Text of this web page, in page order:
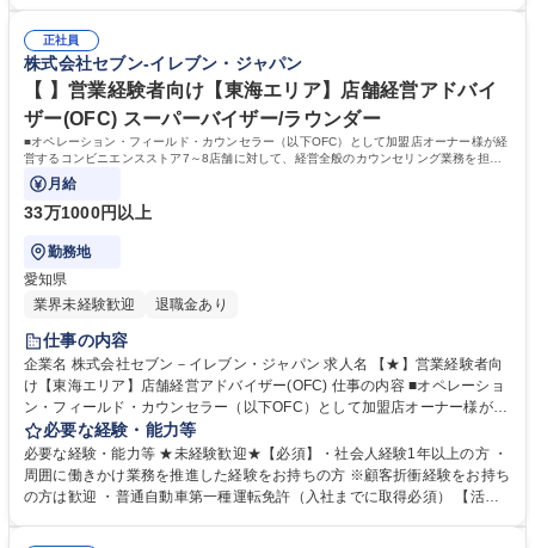
オーナー様の方針もふまえた個店カウンセリングへと繋げていきます。 募
集職種 【★】【佐賀】店舗経営アドバイザー（OFC）/経営全般のカウン
セリング
フプランの変更に合わせた働き方が可能な制度があります。 ・ＯＦＣ職限
定、エリアを限定して働く制度 ※エリア内転勤は有り ・育児や介護等に
て、転勤無しになる制度 ・育児や介護等にて、短時間で働く制度 学歴・
資格 学歴：大学院 大学 高専 短大 専修学校 高校 語学力： 資格：第一種運
転免許普通自動車
正社員
株式会社セブン-イレブン・ジャパン
【 】営業経験者向け【東海エリア】店舗経営アドバイ
ザー(OFC) スーパーバイザー/ラウンダー
■オペレーション・フィールド・カウンセラー（以下OFC）として加盟店オーナー様が経
営するコンビニエンスストア7～8店舗に対して、経営全般のカウンセリング業務を担当
いただきます。
月給
33万1000円以上
勤務地
愛知県
業界未経験歓迎
退職金あり
仕事の内容
企業名 株式会社セブン－イレブン・ジャパン 求人名 【★】営業経験者向
け【東海エリア】店舗経営アドバイザー(OFC) 仕事の内容 ■オペレーショ
ン・フィールド・カウンセラー（以下OFC）として加盟店オーナー様が経
営するコンビニエンスストア7～8店舗に対して、経営全般のカウンセリン
グ業務を担当いただきます。 【仕事例】商圏分析、競合調査、売上や販売
数等データ分析、売場確認、発注や売場作りアドバイス、個店行為計画の
作成、従業員教育サポートetc. ★なお、隔週で全国約3,000名のOFCが参
必要な経験・能力等
必要な経験・能力等 ★未経験歓迎★【必須】・社会人経験1年以上の方 ・
周囲に働きかけ業務を推進した経験をお持ちの方 ※顧客折衝経験をお持ち
の方は歓迎 ・普通自動車第一種運転免許（入社までに取得必須） 【活躍